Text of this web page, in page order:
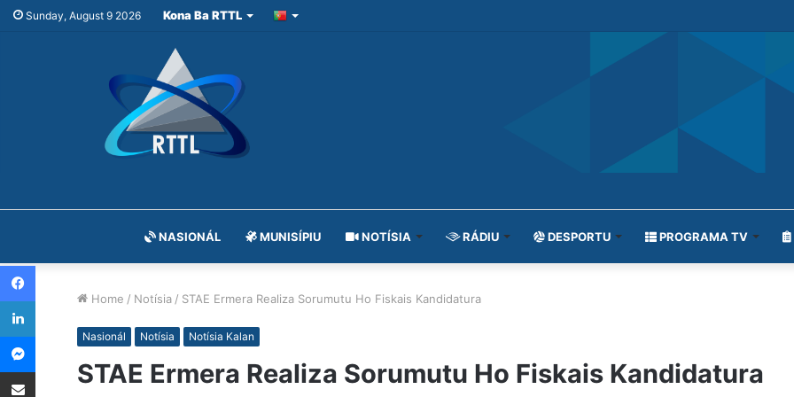
Sunday, August 9 2026 Kona Ba RTTL
NASIONÁL MUNISÍPIU NOTÍSIA RÁDIU DESPORTU PROGRAMA TV
Home / Notísia / STAE Ermera Realiza Sorumutu Ho Fiskais Kandidatura
Nasionál Notísia Notísia Kalan
STAE Ermera Realiza Sorumutu Ho Fiskais Kandidatura
Facebook
LinkedIn
Messenger